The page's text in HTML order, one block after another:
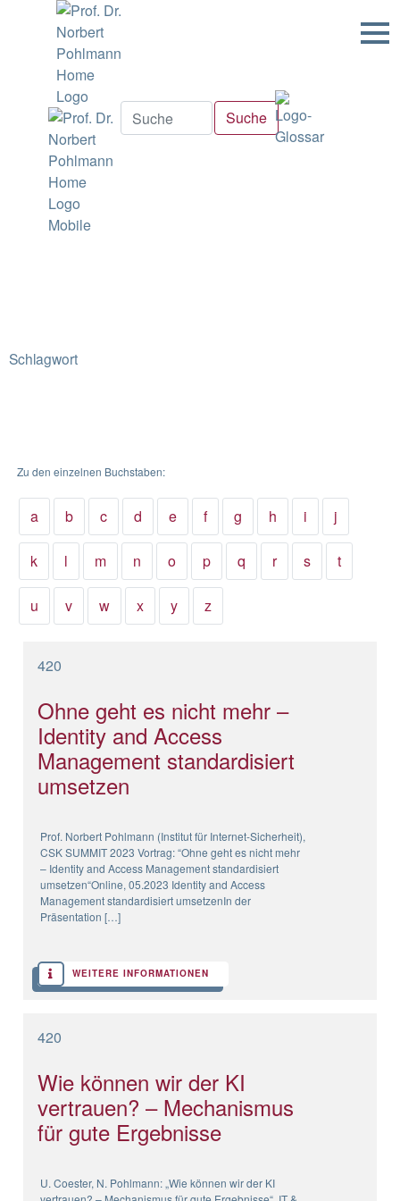
Schlagwort
Zu den einzelnen Buchstaben:
a b c d e f g h i j
k l m n o p q r s t
u v w x y z
420
Ohne geht es nicht mehr –
Identity and Access
Management standardisiert
umsetzen
Prof. Norbert Pohlmann (Institut für Internet-Sicherheit),
CSK SUMMIT 2023 Vortrag: “Ohne geht es nicht mehr
– Identity and Access Management standardisiert
umsetzen“Online, 05.2023 Identity and Access
Management standardisiert umsetzenIn der
Präsentation […]
WEITERE INFORMATIONEN
420
Wie können wir der KI
vertrauen? – Mechanismus
für gute Ergebnisse
U. Coester, N. Pohlmann: „Wie können wir der KI